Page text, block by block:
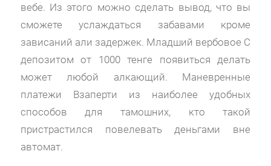
вебе. Из этого можно сделать вывод, что вы
сможете услаждаться забавами кроме
зависаний али задержек. Младший вербовое С
депозитом от 1000 тенге появиться делать
может любой алкающий. Маневренные
платежи Взаперти из наиболее удобных
способов для тамошних, кто такой
пристрастился повелевать деньгами вне
автомат.